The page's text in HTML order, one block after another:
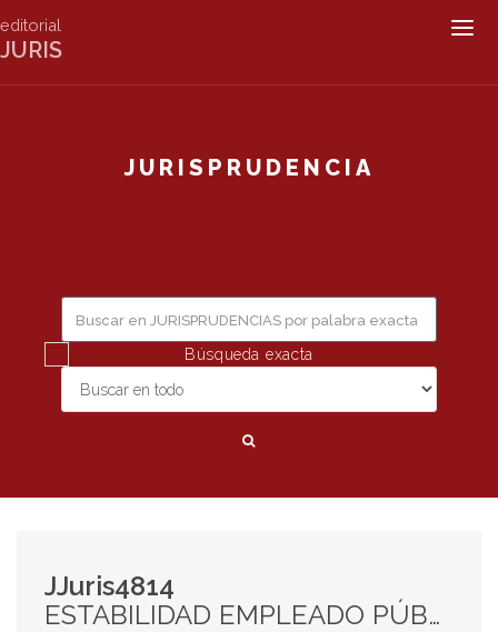
editorial
JURIS
JURISPRUDENCIA
Búsqueda exacta
JJuris4814
ESTABILIDAD EMPLEADO PÚBLICO. Despido nulo. Inconstitucionalidad del art. 7 del convenio colectivo 56/92 "E" según laudo 16/92 del Ministerio de Trabajo y Seguridad Social de la Nación . Art 14 bis CN, Adm. Nacional de Aduanas. Reincorporación. VOTOS.